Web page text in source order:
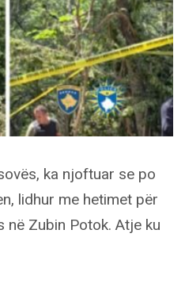
ka njoftuar se po
lidhur me hetimet për
Zubin Potok. Atje ku